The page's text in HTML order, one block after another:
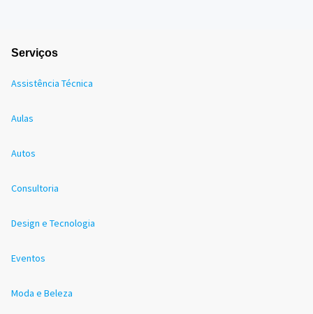
Serviços
Assistência Técnica
Aulas
Autos
Consultoria
Design e Tecnologia
Eventos
Moda e Beleza